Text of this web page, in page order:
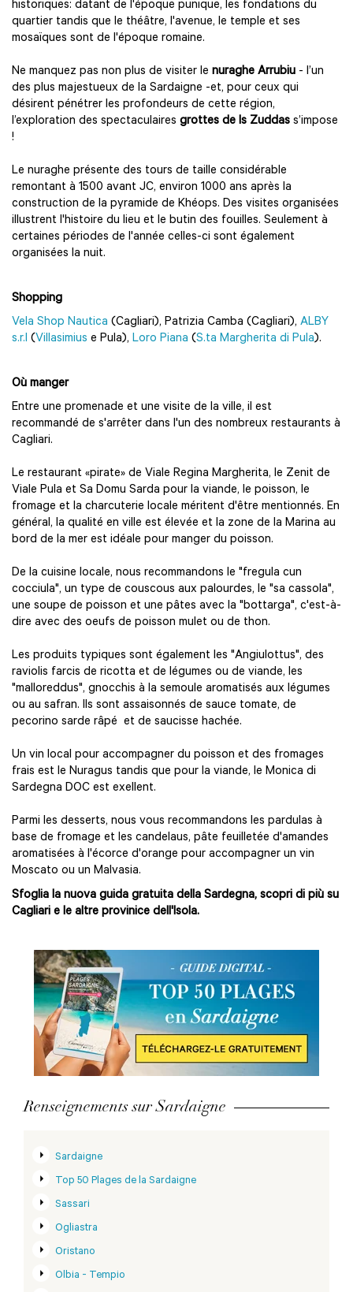
historiques: datant de l'époque punique, les fondations du
quartier tandis que le théâtre, l'avenue, le temple et ses
mosaïques sont de l'époque romaine.
Ne manquez pas non plus de visiter le nuraghe Arrubiu - l’un
des plus majestueux de la Sardaigne -et, pour ceux qui
désirent pénétrer les profondeurs de cette région,
l’exploration des spectaculaires grottes de Is Zuddas s’impose
!
Le nuraghe présente des tours de taille considérable
remontant à 1500 avant JC, environ 1000 ans après la
construction de la pyramide de Khéops. Des visites organisées
illustrent l'histoire du lieu et le butin des fouilles. Seulement à
certaines périodes de l'année celles-ci sont également
organisées la nuit.
Shopping
Vela Shop Nautica (Cagliari), Patrizia Camba (Cagliari), ALBY
s.r.l (Villasimius e Pula), Loro Piana (S.ta Margherita di Pula).
Où manger
Entre une promenade et une visite de la ville, il est
recommandé de s'arrêter dans l'un des nombreux restaurants à
Cagliari.
Le restaurant «pirate» de Viale Regina Margherita, le Zenit de
Viale Pula et Sa Domu Sarda pour la viande, le poisson, le
fromage et la charcuterie locale méritent d'être mentionnés. En
général, la qualité en ville est élevée et la zone de la Marina au
bord de la mer est idéale pour manger du poisson.
De la cuisine locale, nous recommandons le "fregula cun
cocciula", un type de couscous aux palourdes, le "sa cassola",
une soupe de poisson et une pâtes avec la "bottarga", c'est-à-
dire avec des oeufs de poisson mulet ou de thon.
Les produits typiques sont également les "Angiulottus", des
raviolis farcis de ricotta et de légumes ou de viande, les
"malloreddus", gnocchis à la semoule aromatisés aux légumes
ou au safran. Ils sont assaisonnés de sauce tomate, de
pecorino sarde râpé et de saucisse hachée.
Un vin local pour accompagner du poisson et des fromages
frais est le Nuragus tandis que pour la viande, le Monica di
Sardegna DOC est exellent.
Parmi les desserts, nous vous recommandons les pardulas à
base de fromage et les candelaus, pâte feuilletée d'amandes
aromatisées à l'écorce d'orange pour accompagner un vin
Moscato ou un Malvasia.
Sfoglia la nuova guida gratuita della Sardegna, scopri di più su
Cagliari e le altre provinice dell'Isola.
Renseignements sur Sardaigne
Sardaigne
Top 50 Plages de la Sardaigne
Sassari
Ogliastra
Oristano
Olbia - Tempio